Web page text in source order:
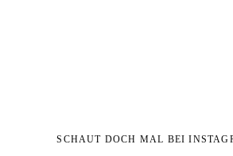
SCHAUT DOCH MAL BEI